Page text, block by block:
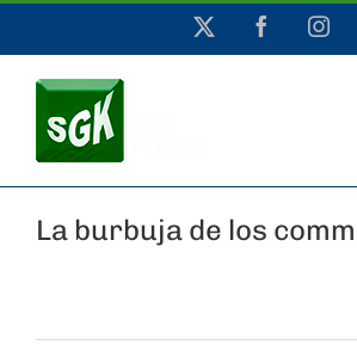
contenido
Facebook
La burbuja de los